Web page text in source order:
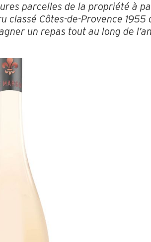
parcelles de la propriété à
classé Côtes-de-Provence
un repas tout au long de